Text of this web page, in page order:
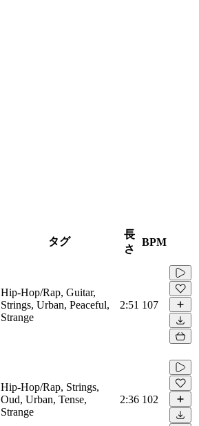
タグ
長
さ
BPM
Hip-Hop/Rap, Guitar,
Strings, Urban, Peaceful,
Strange
2:51 107
Hip-Hop/Rap, Strings,
Oud, Urban, Tense,
Strange
2:36 102